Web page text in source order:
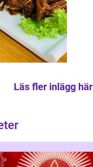
Läs fler inlägg här